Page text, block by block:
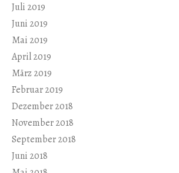
Juli 2019
Juni 2019
Mai 2019
April 2019
März 2019
Februar 2019
Dezember 2018
November 2018
September 2018
Juni 2018